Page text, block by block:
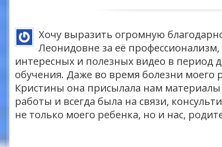
Хочу выразить огромную
Леонидовне за её
интересных и полезных видео в период
обучения. Даже во время болезни моего
Кристины она присылала нам материалы
работы и всегда была на связи,
не только моего ребенка, но и нас,